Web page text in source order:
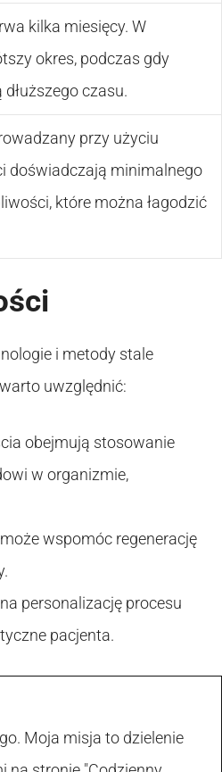
kilka miesięcy. W
okres, podczas gdy
czasu.
przy użyciu
doświadczają minimalnego
które można łagodzić
i metody stale
uwzględnić:
obejmują stosowanie
w organizmie,
wspomóc regenerację
personalizację procesu
pacjenta.
Moja misja to dzielenie